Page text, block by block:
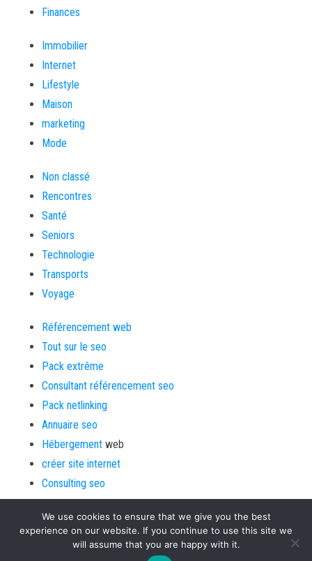
Finances
Immobilier
Internet
Lifestyle
Maison
marketing
Mode
Non classé
Rencontres
Santé
Seniors
Technologie
Transports
Voyage
Référencement web
Tout sur le seo
Pack extrême
Consultant référencement seo
Pack netlinking
Annuaire seo
Hébergement web
créer site internet
Consulting seo
We use cookies to ensure that we give you the best
experience on our website. If you continue to use this site we
will assume that you are happy with it.